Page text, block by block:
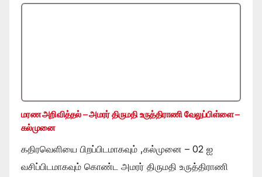
மரண அறிவித்தல் – அமரர் திருமதி உருத்திராணி வேலுப்பிள்ளை –
கல்முனை
கதிரவெளியை பிறப்பிடமாகவும் ,கல்முனை – 02 ஐ
வசிப்பிடமாகவும் கொண்ட அமரர் திருமதி உருத்திராணி